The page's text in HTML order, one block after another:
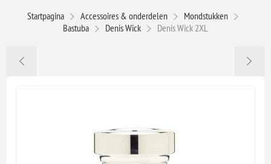
Startpagina Accessoires & onderdelen
Mondstukken
Bastuba
Denis Wick Denis Wick 2XL